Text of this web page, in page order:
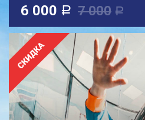
6 000 a 7 000 a